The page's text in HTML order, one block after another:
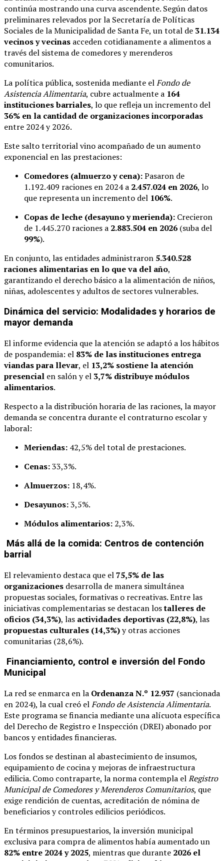
continúa mostrando una curva ascendente. Según datos
preliminares relevados por la Secretaría de Políticas
Sociales de la Municipalidad de Santa Fe, un total de 31.134
vecinos y vecinas acceden cotidianamente a alimentos a
través del sistema de comedores y merenderos
comunitarios.
La política pública, sostenida mediante elFondo de
Asistencia Alimentaria, cubre actualmente a 164
instituciones barriales, lo que refleja un incremento del
36% en la cantidad de organizaciones incorporadas
entre 2024 y 2026.
Este salto territorial vino acompañado de un aumento
exponencial en las prestaciones:
Comedores (almuerzo y cena):Pasaron de
1.192.409 raciones en 2024 a 2.457.024 en 2026, lo
que representa un incremento del 106%.
Copas de leche (desayuno y merienda): Crecieron
de 1.445.270 raciones a 2.883.504 en 2026 (suba del
99%).
En conjunto, las entidades administraron 5.340.528
raciones alimentarias en lo que va del año,
garantizando el derecho básico a la alimentación de niños,
niñas, adolescentes y adultos de sectores vulnerables.
Dinámica del servicio: Modalidades y horarios de
mayor demanda
El informe evidencia que la atención se adaptó a los hábitos
de pospandemia: el 83% de las instituciones entrega
viandas para llevar, el 13,2% sostiene la atención
presencial en salón y el 3,7% distribuye módulos
alimentarios.
Respecto a la distribución horaria de las raciones, la mayor
demanda se concentra durante el contraturno escolar y
laboral:
Meriendas: 42,5% del total de prestaciones.
Cenas:33,3%.
Almuerzos: 18,4%.
Desayunos:3,5%.
Módulos alimentarios: 2,3%.
Más allá de la comida: Centros de contención
barrial
El relevamiento destaca que el75,5% de las
organizaciones desarrolla de manera simultánea
propuestas sociales, formativas o recreativas. Entre las
iniciativas complementarias se destacan lostalleres de
oficios (34,3%), las actividades deportivas (22,8%), las
propuestas culturales (14,3%)y otras acciones
comunitarias (28,6%).
Financiamiento, control e inversión del Fondo
Municipal
La red se enmarca en la Ordenanza N.º 12.937 (sancionada
en 2024), la cual creó elFondo de Asistencia Alimentaria.
Este programa se financia mediante una alícuota específica
del Derecho de Registro e Inspección (DREI) abonado por
bancos y entidades financieras.
Los fondos se destinan al abastecimiento de insumos,
equipamiento de cocina y mejoras de infraestructura
edilicia. Como contraparte, la norma contempla elRegistro
Municipal de Comedores y Merenderos Comunitarios, que
exige rendición de cuentas, acreditación de nómina de
beneficiarios y controles edilicios periódicos.
En términos presupuestarios, la inversión municipal
exclusiva para compra de alimentos había aumentado un
82% entre 2024 y 2025, mientras que durante 2026 el